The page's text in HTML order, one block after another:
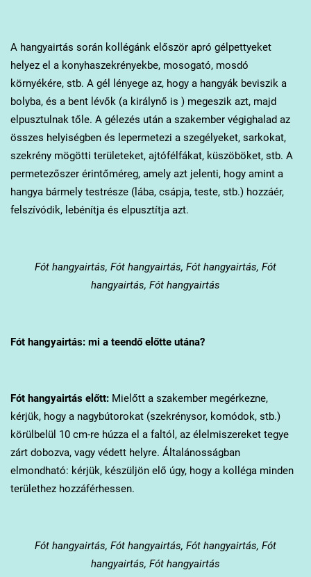
A hangyairtás során kollégánk először apró gélpettyeket
helyez el a konyhaszekrényekbe, mosogató, mosdó
környékére, stb. A gél lényege az, hogy a hangyák beviszik a
bolyba, és a bent lévők (a királynő is ) megeszik azt, majd
elpusztulnak tőle. A gélezés után a szakember végighalad az
összes helyiségben és lepermetezi a szegélyeket, sarkokat,
szekrény mögötti területeket, ajtófélfákat, küszöböket, stb. A
permetezőszer érintőméreg, amely azt jelenti, hogy amint a
hangya bármely testrésze (lába, csápja, teste, stb.) hozzáér,
felszívódik, lebénítja és elpusztítja azt.
Fót hangyairtás, Fót hangyairtás, Fót hangyairtás, Fót
hangyairtás, Fót hangyairtás
Fóthangyairtás: mi a teendő előtte utána?
Fóthangyairtás előtt:Mielőtt a szakember megérkezne,
kérjük, hogy a nagybútorokat (szekrénysor, komódok, stb.)
körülbelül 10 cm-re húzza el a faltól, az élelmiszereket tegye
zárt dobozva, vagy védett helyre. Általánosságban
elmondható: kérjük, készüljön elő úgy, hogy a kolléga minden
területhez hozzáférhessen.
Fót hangyairtás, Fót hangyairtás, Fót hangyairtás, Fót
hangyairtás, Fót hangyairtás